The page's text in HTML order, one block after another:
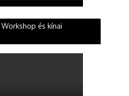
és kínai